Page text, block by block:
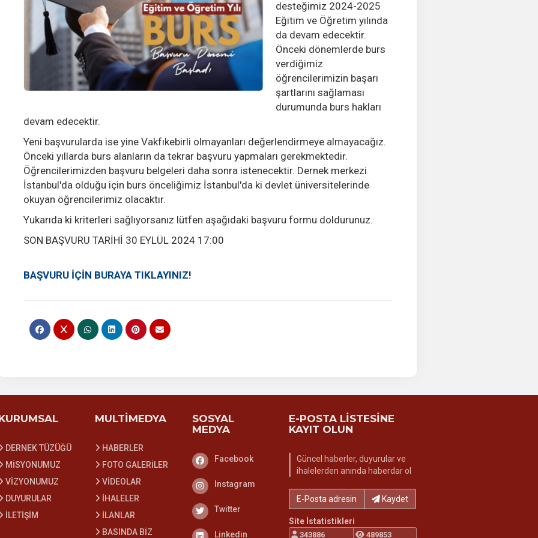
desteğimiz 2024-2025
Eğitim ve Öğretim yılında
da devam edecektir.
Önceki dönemlerde burs
verdiğimiz
öğrencilerimizin başarı
şartlarını sağlaması
durumunda burs hakları
devam edecektir.
Yeni başvurularda ise yine Vakfıkebirli olmayanları değerlendirmeye almayacağız.
Önceki yıllarda burs alanların da tekrar başvuru yapmaları gerekmektedir.
Öğrencilerimizden başvuru belgeleri daha sonra istenecektir. Dernek merkezi
İstanbul'da olduğu için burs önceliğimiz İstanbul'da ki devlet üniversitelerinde
okuyan öğrencilerimiz olacaktır.
Yukarıda ki kriterleri sağlıyorsanız lütfen aşağıdaki başvuru formu doldurunuz.
SON BAŞVURU TARİHİ 30 EYLÜL 2024 17:00
BAŞVURU İÇİN BURAYA TIKLAYINIZ!
DERNEK TÜZÜĞÜ
MİSYONUMUZ
VİZYONUMUZ
DUYURULAR
İLETİŞİM
MULTİMEDYA
HABERLER
FOTO GALERİLER
VİDEOLAR
İHALELER
İLANLAR
BASINDA BİZ
SOSYAL
MEDYA
Facebook
Facebook
Instagram
Instagram
Twitter
Twitter
Linkedin
Linkedin
E-POSTA LİSTESİNE
KAYIT OLUN
Güncel haberler, duyurular ve
ihalelerden anında haberdar ol
E-Posta adresinizi yazın...Kaydet
Site İstatistikleri
343886 489853